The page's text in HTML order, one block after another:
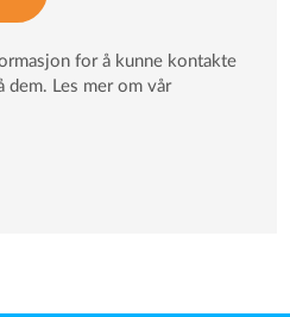
for å kunne kontakte
dem. Les mer om vår